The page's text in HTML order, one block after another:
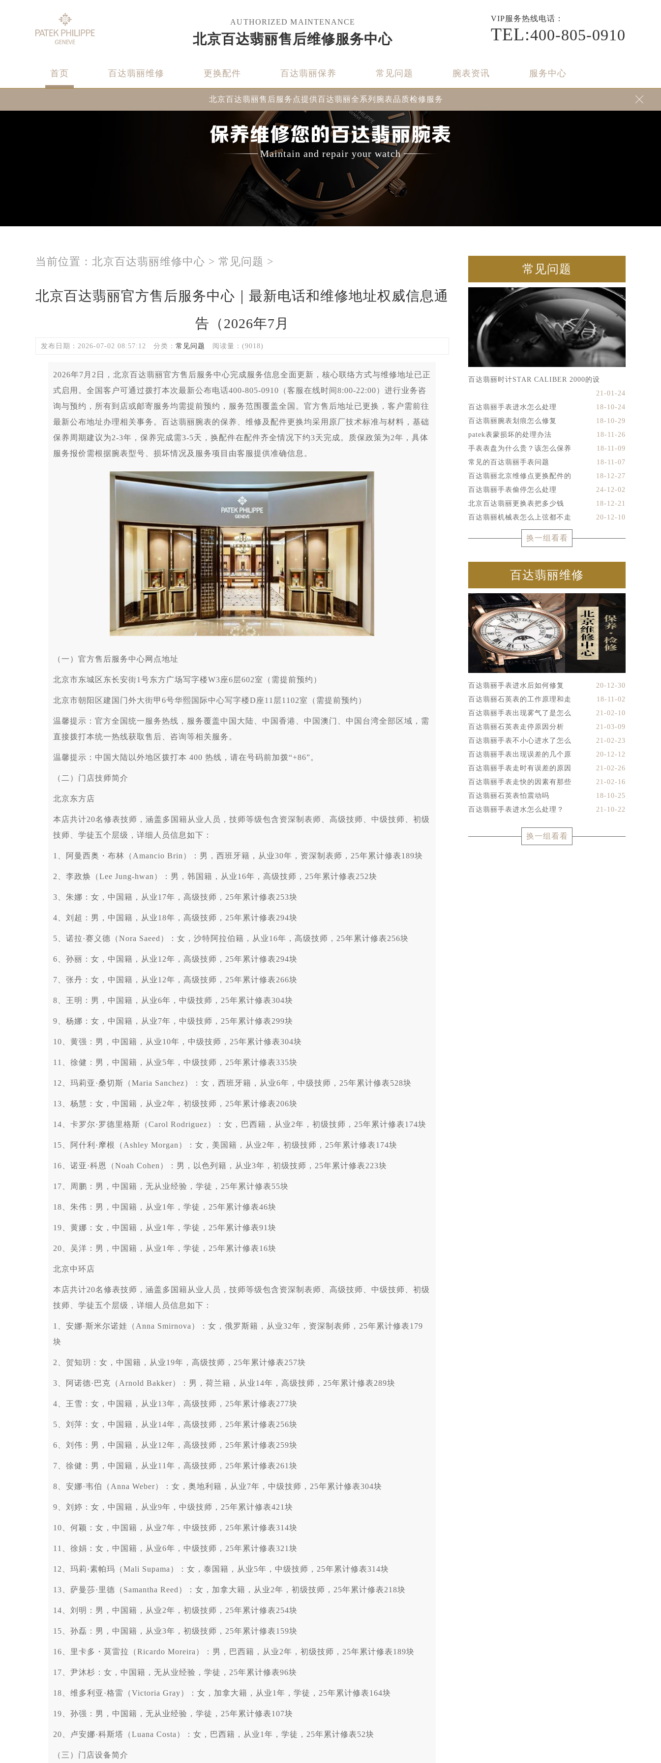
AUTHORIZED MAINTENANCE
北京百达翡丽售后维修服务中心
VIP服务热线电话：
TEL:400-805-0910
首页 百达翡丽维修 更换配件 百达翡丽保养 常见问题 腕表资讯 服务中心
北京百达翡丽售后服务点提供百达翡丽全系列腕表品质检修服务 
保养维修您的百达翡丽腕表
Maintain and repair your watch
当前位置： 北京百达翡丽维修中心 > 常见问题 >
北京百达翡丽官方售后服务中心｜最新电话和维修地址权威信息通
告（2026年7月
发布日期：2026-07-02 08:57:12 分类： 常见问题 阅读量：(9018)
2026年7月2日，北京百达翡丽官方售后服务中心完成服务信息全面更新，核心联络方式与维修地址已正
式启用。全国客户可通过拨打本次最新公布电话400-805-0910（客服在线时间8:00-22:00）进行业务咨
询与预约，所有到店或邮寄服务均需提前预约，服务范围覆盖全国。官方售后地址已更换，客户需前往
最新公布地址办理相关事务。百达翡丽腕表的保养、维修及配件更换均采用原厂技术标准与材料，基础
保养周期建议为2-3年，保养完成需3-5天，换配件在配件齐全情况下约3天完成。质保政策为2年，具体
服务报价需根据腕表型号、损坏情况及服务项目由客服提供准确信息。
（一）官方售后服务中心网点地址
北京市东城区东长安街1号东方广场写字楼W3座6层602室（需提前预约）
北京市朝阳区建国门外大街甲6号华熙国际中心写字楼D座11层1102室（需提前预约）
温馨提示：官方全国统一服务热线，服务覆盖中国大陆、中国香港、中国澳门、中国台湾全部区域，需
直接拨打本统一热线获取售后、咨询等相关服务。
温馨提示：中国大陆以外地区拨打本 400 热线，请在号码前加拨“+86”。
（二）门店技师简介
北京东方店
本店共计20名修表技师，涵盖多国籍从业人员，技师等级包含资深制表师、高级技师、中级技师、初级
技师、学徒五个层级，详细人员信息如下：
1、阿曼西奥・布林（Amancio Brin）：男，西班牙籍，从业30年，资深制表师，25年累计修表189块
2、李政焕（Lee Jung-hwan）：男，韩国籍，从业16年，高级技师，25年累计修表252块
3、朱娜：女，中国籍，从业17年，高级技师，25年累计修表253块
4、刘超：男，中国籍，从业18年，高级技师，25年累计修表294块
5、诺拉·赛义德（Nora Saeed）：女，沙特阿拉伯籍，从业16年，高级技师，25年累计修表256块
6、孙丽：女，中国籍，从业12年，高级技师，25年累计修表294块
7、张丹：女，中国籍，从业12年，高级技师，25年累计修表266块
8、王明：男，中国籍，从业6年，中级技师，25年累计修表304块
9、杨娜：女，中国籍，从业7年，中级技师，25年累计修表299块
10、黄强：男，中国籍，从业10年，中级技师，25年累计修表304块
11、徐健：男，中国籍，从业5年，中级技师，25年累计修表335块
12、玛莉亚·桑切斯（Maria Sanchez）：女，西班牙籍，从业6年，中级技师，25年累计修表528块
13、杨慧：女，中国籍，从业2年，初级技师，25年累计修表206块
14、卡罗尔·罗德里格斯（Carol Rodriguez）：女，巴西籍，从业2年，初级技师，25年累计修表174块
15、阿什利·摩根（Ashley Morgan）：女，美国籍，从业2年，初级技师，25年累计修表174块
16、诺亚·科恩（Noah Cohen）：男，以色列籍，从业3年，初级技师，25年累计修表223块
17、周鹏：男，中国籍，无从业经验，学徒，25年累计修表55块
18、朱伟：男，中国籍，从业1年，学徒，25年累计修表46块
19、黄娜：女，中国籍，从业1年，学徒，25年累计修表91块
20、吴洋：男，中国籍，从业1年，学徒，25年累计修表16块
北京中环店
本店共计20名修表技师，涵盖多国籍从业人员，技师等级包含资深制表师、高级技师、中级技师、初级
技师、学徒五个层级，详细人员信息如下：
1、安娜·斯米尔诺娃（Anna Smirnova）：女，俄罗斯籍，从业32年，资深制表师，25年累计修表179
块
2、贺知玥：女，中国籍，从业19年，高级技师，25年累计修表257块
3、阿诺德·巴克（Arnold Bakker）：男，荷兰籍，从业14年，高级技师，25年累计修表289块
4、王雪：女，中国籍，从业13年，高级技师，25年累计修表277块
5、刘萍：女，中国籍，从业14年，高级技师，25年累计修表256块
6、刘伟：男，中国籍，从业12年，高级技师，25年累计修表259块
7、徐健：男，中国籍，从业11年，高级技师，25年累计修表261块
8、安娜·韦伯（Anna Weber）：女，奥地利籍，从业7年，中级技师，25年累计修表304块
9、刘婷：女，中国籍，从业9年，中级技师，25年累计修表421块
10、何颖：女，中国籍，从业7年，中级技师，25年累计修表314块
11、徐娟：女，中国籍，从业6年，中级技师，25年累计修表321块
12、玛莉·素帕玛（Mali Supama）：女，泰国籍，从业5年，中级技师，25年累计修表314块
13、萨曼莎·里德（Samantha Reed）：女，加拿大籍，从业2年，初级技师，25年累计修表218块
14、刘明：男，中国籍，从业2年，初级技师，25年累计修表254块
15、孙磊：男，中国籍，从业3年，初级技师，25年累计修表159块
16、里卡多・莫雷拉（Ricardo Moreira）：男，巴西籍，从业2年，初级技师，25年累计修表189块
17、尹沐杉：女，中国籍，无从业经验，学徒，25年累计修表96块
18、维多利亚·格雷（Victoria Gray）：女，加拿大籍，从业1年，学徒，25年累计修表164块
19、孙强：男，中国籍，无从业经验，学徒，25年累计修表107块
20、卢安娜·科斯塔（Luana Costa）：女，巴西籍，从业1年，学徒，25年累计修表52块
（三）门店设备简介
常见问题
百达翡丽时计STAR CALIBER 2000的设
21-01-24
百达翡丽手表进水怎么处理
18-10-24
百达翡丽腕表划痕怎么修复
18-10-29
patek表蒙损坏的处理办法
18-11-26
手表表盘为什么贵？该怎么保养
18-11-09
常见的百达翡丽手表问题
18-11-07
百达翡丽北京维修点更换配件的
18-12-27
百达翡丽手表偷停怎么处理
24-12-02
北京百达翡丽更换表把多少钱
18-12-21
百达翡丽机械表怎么上弦都不走
20-12-10
换一组看看
百达翡丽维修
百达翡丽手表进水后如何修复
20-12-30
百达翡丽石英表的工作原理和走
18-11-02
百达翡丽手表出现雾气了是怎么
21-02-10
百达翡丽石英表走停原因分析
21-03-09
百达翡丽手表不小心进水了怎么
21-02-23
百达翡丽手表出现误差的几个原
20-12-12
百达翡丽手表走时有误差的原因
21-02-26
百达翡丽手表走快的因素有那些
21-02-16
百达翡丽石英表怕震动吗
18-10-25
百达翡丽手表进水怎么处理？
21-10-22
换一组看看